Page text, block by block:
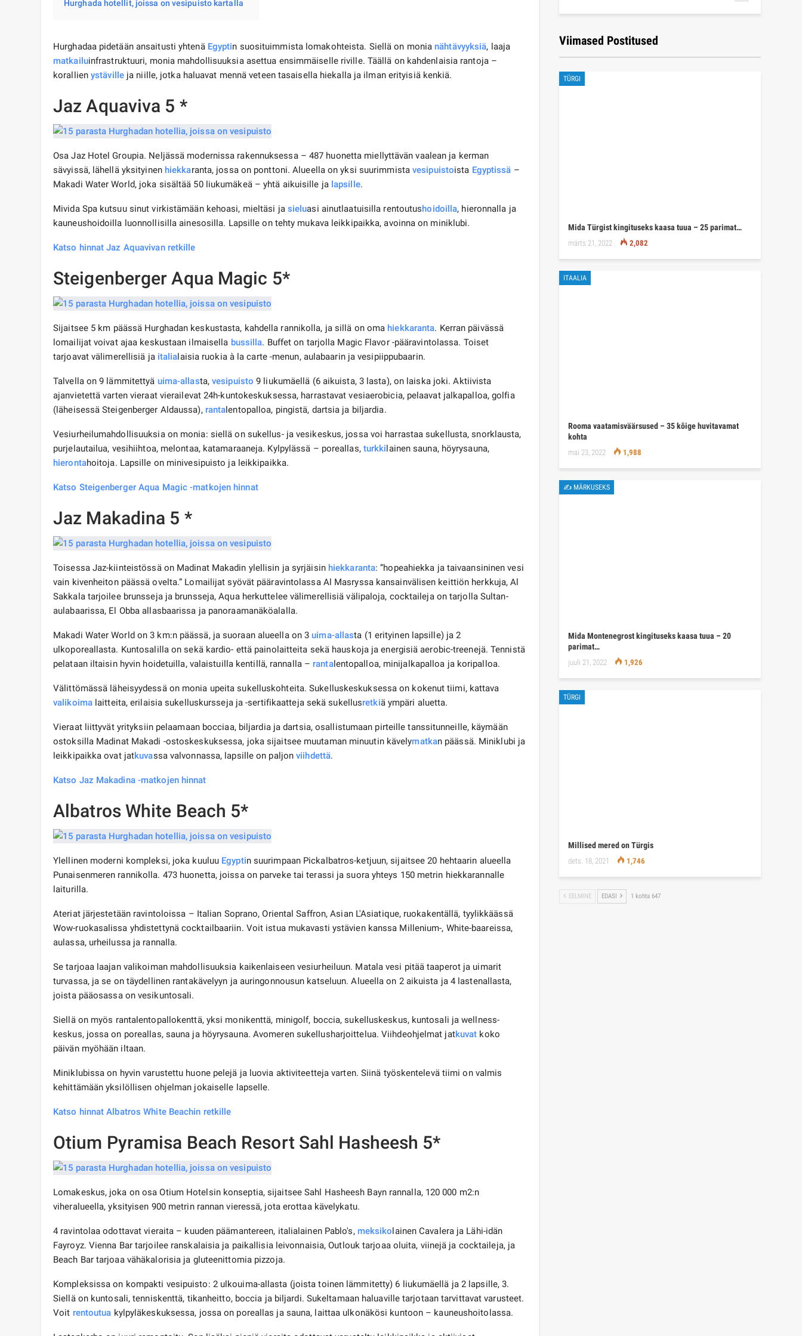
Hurghada hotellit, joissa on vesipuisto kartalla
Hurghadaa pidetään ansaitusti yhtenä Egyptin suosituimmista lomakohteista. Siellä on monia nähtävyyksiä, laaja
matkailuinfrastruktuuri, monia mahdollisuuksia asettua ensimmäiselle riville. Täällä on kahdenlaisia ​​rantoja –
korallien ystävilleja niille, jotka haluavat mennä veteen tasaisella hiekalla ja ilman erityisiä kenkiä.
Jaz Aquaviva 5 *
Osa Jaz Hotel Groupia. Neljässä modernissa rakennuksessa – 487 huonetta miellyttävän vaalean ja kerman
sävyissä, lähellä yksityinen hiekkaranta, jossa on ponttoni. Alueella on yksi suurimmistavesipuistoista Egyptissä –
Makadi Water World, joka sisältää 50 liukumäkeä – yhtä aikuisille ja lapsille.
Mivida Spa kutsuu sinut virkistämään kehoasi, mieltäsi ja sieluasi ainutlaatuisilla rentoutushoidoilla, hieronnalla ja
kauneushoidoilla luonnollisilla ainesosilla. Lapsille on tehty mukava leikkipaikka, avoinna on miniklubi.
Katso hinnat Jaz Aquavivan retkille
Steigenberger Aqua Magic 5*
Sijaitsee 5 km päässä Hurghadan keskustasta, kahdella rannikolla, ja sillä on oma hiekkaranta. Kerran päivässä
lomailijat voivat ajaa keskustaan ​​ilmaisella bussilla. Buffet on tarjolla Magic Flavor -pääravintolassa. Toiset
tarjoavat välimerellisiä ja italialaisia ​​ruokia à la carte -menun, aulabaarin ja vesipiippubaarin.
Talvella on 9 lämmitettyä uima-allasta,vesipuisto 9 liukumäellä (6 aikuista, 3 lasta), on laiska joki. Aktiivista
ajanvietettä varten vieraat vierailevat 24h-kuntokeskuksessa, harrastavat vesiaerobicia, pelaavat jalkapalloa, golfia
(läheisessä Steigenberger Aldaussa), rantalentopalloa, pingistä, dartsia ja biljardia.
Vesiurheilumahdollisuuksia on monia: siellä on sukellus- ja vesikeskus, jossa voi harrastaa sukellusta, snorklausta,
purjelautailua, vesihiihtoa, melontaa, katamaraaneja. Kylpylässä – poreallas, turkkilainen sauna, höyrysauna,
hierontahoitoja. Lapsille on minivesipuisto ja leikkipaikka.
Katso Steigenberger Aqua Magic -matkojen hinnat
Jaz Makadina 5 *
Toisessa Jaz-kiinteistössä on Madinat Makadin ylellisin ja syrjäisin hiekkaranta: ”hopeahiekka ja taivaansininen vesi
vain kivenheiton päässä ovelta.” Lomailijat syövät pääravintolassa Al Masryssa kansainvälisen keittiön herkkuja, Al
Sakkala tarjoilee brunsseja ja brunsseja, Aqua herkuttelee välimerellisiä välipaloja, cocktaileja on tarjolla Sultan-
aulabaarissa, El Obba allasbaarissa ja panoraamanäköalalla.
Makadi Water World on 3 km:n päässä, ja suoraan alueella on 3uima-allasta (1 erityinen lapsille) ja 2
ulkoporeallasta. Kuntosalilla on sekä kardio- että painolaitteita sekä hauskoja ja energisiä aerobic-treenejä. Tennistä
pelataan iltaisin hyvin hoidetuilla, valaistuilla kentillä, rannalla – rantalentopalloa, minijalkapalloa ja koripalloa.
Välittömässä läheisyydessä on monia upeita sukelluskohteita. Sukelluskeskuksessa on kokenut tiimi, kattava
valikoimalaitteita, erilaisia ​​sukelluskursseja ja -sertifikaatteja sekä sukellusretkiä ympäri aluetta.
Vieraat liittyvät yrityksiin pelaamaan bocciaa, biljardia ja dartsia, osallistumaan pirteille tanssitunneille, käymään
ostoksilla Madinat Makadi -ostoskeskuksessa, joka sijaitsee muutaman minuutin kävelymatkan päässä. Miniklubi ja
leikkipaikka ovat jatkuvassa valvonnassa, lapsille on paljonviihdettä.
Katso Jaz Makadina -matkojen hinnat
Albatros White Beach 5*
Ylellinen moderni kompleksi, joka kuuluu Egyptin suurimpaan Pickalbatros-ketjuun, sijaitsee 20 hehtaarin alueella
Punaisenmeren rannikolla. 473 huonetta, joissa on parveke tai terassi ja suora yhteys 150 metrin hiekkarannalle
laiturilla.
Ateriat järjestetään ravintoloissa – Italian Soprano, Oriental Saffron, Asian L'Asiatique, ruokakentällä, tyylikkäässä
Wow-ruokasalissa yhdistettynä cocktailbaariin. Voit istua mukavasti ystävien kanssa Millenium-, White-baareissa,
aulassa, urheilussa ja rannalla.
Se tarjoaa laajan valikoiman mahdollisuuksia kaikenlaiseen vesiurheiluun. Matala vesi pitää taaperot ja uimarit
turvassa, ja se on täydellinen rantakävelyyn ja auringonnousun katseluun. Alueella on 2 aikuista ja 4 lastenallasta,
joista pääosassa on vesikuntosali.
Siellä on myös rantalentopallokenttä, yksi monikenttä, minigolf, boccia, sukelluskeskus, kuntosali ja wellness-
keskus, jossa on poreallas, sauna ja höyrysauna. Avomeren sukellusharjoittelua. Viihdeohjelmat jatkuvat koko
päivän myöhään iltaan.
Miniklubissa on hyvin varustettu huone pelejä ja luovia aktiviteetteja varten. Siinä työskentelevä tiimi on valmis
kehittämään yksilöllisen ohjelman jokaiselle lapselle.
Katso hinnat Albatros White Beachin retkille
Otium Pyramisa Beach Resort Sahl Hasheesh 5*
Lomakeskus, joka on osa Otium Hotelsin konseptia, sijaitsee Sahl Hasheesh Bayn rannalla, 120 000 m2:n
viheralueella, yksityisen 900 metrin rannan vieressä, jota erottaa kävelykatu.
4 ravintolaa odottavat vieraita – kuuden päämantereen, italialainen Pablo's, meksiko lainen Cavalera ja Lähi-idän
Fayroyz. Vienna Bar tarjoilee ranskalaisia ​​ja paikallisia leivonnaisia, Outlouk tarjoaa oluita, viinejä ja cocktaileja, ja
Beach Bar tarjoaa vähäkalorisia ja gluteenittomia pizzoja.
Kompleksissa on kompakti vesipuisto: 2 ulkouima-allasta (joista toinen lämmitetty) 6 liukumäellä ja 2 lapsille, 3.
Siellä on kuntosali, tenniskenttä, tikanheitto, boccia ja biljardi. Sukeltamaan haluaville tarjotaan tarvittavat varusteet.
Voit rentoutua kylpyläkeskuksessa, jossa on poreallas ja sauna, laittaa ulkonäkösi kuntoon – kauneushoitolassa.
Viimased Postitused
TÜRGI
Mida Türgist kingituseks kaasa tuua – 25 parimat…
märts 21, 2022 2,082
ITAALIA
Rooma vaatamisväärsused – 35 kõige huvitavamat
kohta
mai 23, 2022 1,988
✍ MÄRKUSEKS
Mida Montenegrost kingituseks kaasa tuua – 20
parimat…
juuli 21, 2022 1,926
TÜRGI
Millised mered on Türgis
dets. 18, 2021 1,746
EELMINE EDASI 1 kohta 647